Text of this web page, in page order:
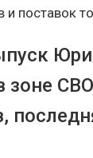
и поставок
зоне